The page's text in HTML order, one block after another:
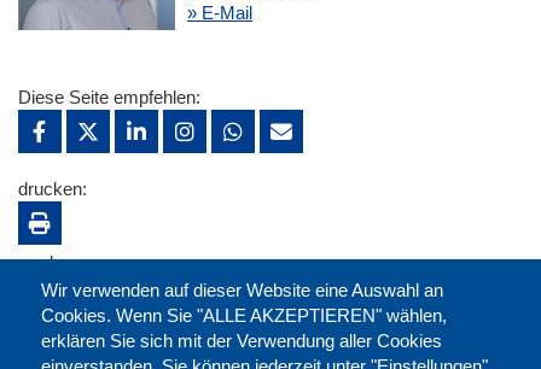
» E-Mail
Wir verwenden auf dieser Website eine Auswahl an
Cookies. Wenn Sie "ALLE AKZEPTIEREN" wählen,
erklären Sie sich mit der Verwendung aller Cookies
Diese Seite empfehlen:
drucken:
merken: